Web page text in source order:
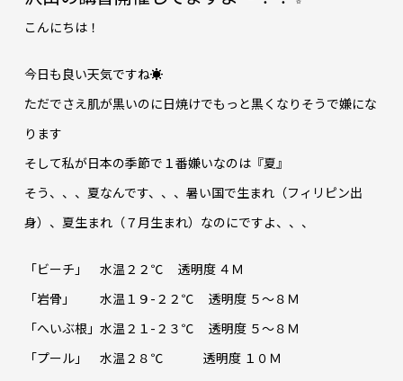
こんにちは！
今日も良い天気ですね☀
ただでさえ肌が黒いのに日焼けでもっと黒くなりそうで嫌にな
ります
そして私が日本の季節で１番嫌いなのは『夏』
そう、、、夏なんです、、、暑い国で生まれ（フィリピン出
身）、夏生まれ（７月生まれ）なのにですよ、、、
「ビーチ」 水温２２℃ 透明度 ４Ｍ
「岩骨」 水温１９-２２℃ 透明度 ５～８Ｍ
「へいぶ根」水温２１-２３℃ 透明度 ５～８Ｍ
「プール」 水温２８℃ 透明度 １０Ｍ